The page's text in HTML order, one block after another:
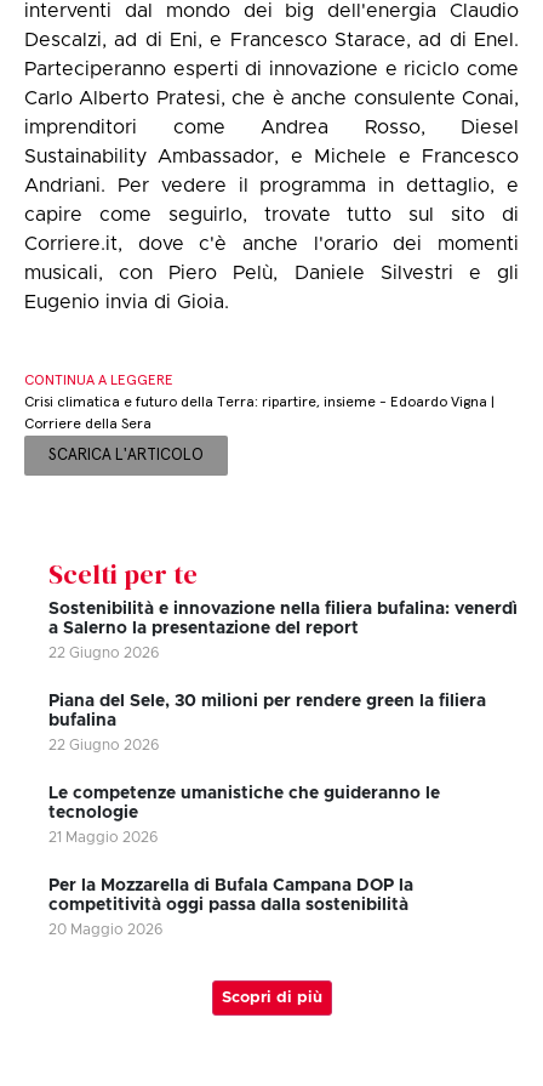
interventi dal mondo dei big dell'energia Claudio
Descalzi, ad di Eni, e Francesco Starace, ad di Enel.
Parteciperanno esperti di innovazione e riciclo come
Carlo Alberto Pratesi, che è anche consulente Conai,
imprenditori come Andrea Rosso, Diesel
Sustainability Ambassador, e Michele e Francesco
Andriani. Per vedere il programma in dettaglio, e
capire come seguirlo, trovate tutto sul sito di
Corriere.it, dove c'è anche l'orario dei momenti
musicali, con Piero Pelù, Daniele Silvestri e gli
Eugenio invia di Gioia.
CONTINUA A LEGGERE
Crisi climatica e futuro della Terra: ripartire, insieme - Edoardo Vigna |
Corriere della Sera
SCARICA L'ARTICOLO
Scelti per te
Sostenibilità e innovazione nella filiera bufalina: venerdì
a Salerno la presentazione del report
22 Giugno 2026
Piana del Sele, 30 milioni per rendere green la filiera
bufalina
22 Giugno 2026
Le competenze umanistiche che guideranno le
tecnologie
21 Maggio 2026
Per la Mozzarella di Bufala Campana DOP la
competitività oggi passa dalla sostenibilità
20 Maggio 2026
Scopri di più